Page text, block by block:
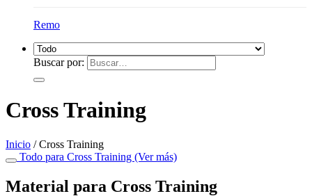
Remo
Buscar por:
Cross Training
Inicio /Cross Training
Todo para Cross Training (Ver más)
Material para Cross Training